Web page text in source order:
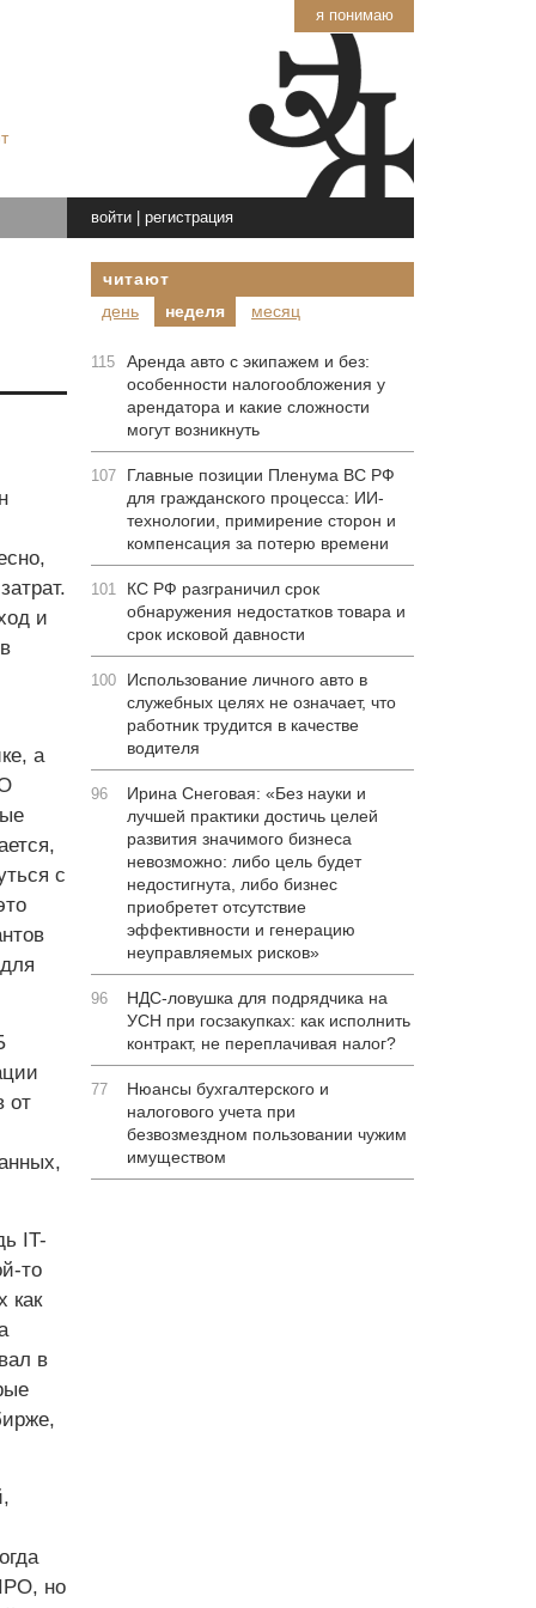
я понимаю
войти| регистрация
и
а
с
от
IT-
то
как
в
но
читают
день
неделя месяц
115
Аренда авто с экипажем и без:
особенности налогообложения у
арендатора и какие сложности
могут возникнуть
107
Главные позиции Пленума ВС РФ
для гражданского процесса: ИИ-
технологии, примирение сторон и
компенсация за потерю времени
101
КС РФ разграничил срок
обнаружения недостатков товара и
срок исковой давности
100
Использование личного авто в
служебных целях не означает, что
работник трудится в качестве
водителя
96
Ирина Снеговая: «Без науки и
лучшей практики достичь целей
развития значимого бизнеса
невозможно: либо цель будет
недостигнута, либо бизнес
приобретет отсутствие
эффективности и генерацию
неуправляемых рисков»
96
НДС-ловушка для подрядчика на
УСН при госзакупках: как исполнить
контракт, не переплачивая налог?
77
Нюансы бухгалтерского и
налогового учета при
безвозмездном пользовании чужим
имуществом